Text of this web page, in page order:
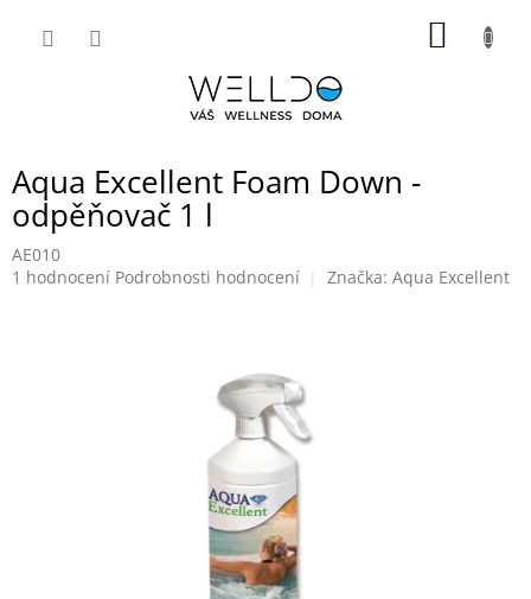
Aqua Excellent Foam Down -
odpěňovač 1 l
AE010
Průměrné
1 hodnocení Podrobnosti hodnocení Značka: Aqua Excellent